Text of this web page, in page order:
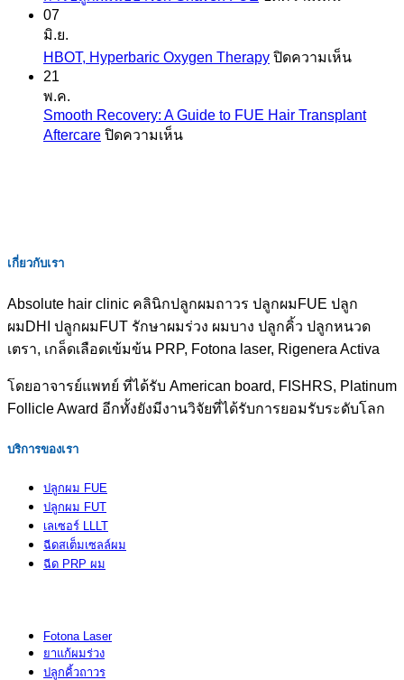
ผม
Shaven
07
มิ.ย.
HBOT, Hyperbaric Oxygen Therapy ปิดความเห็นบน
Oxygen
Therapy
21
พ.ค.
Smooth Recovery: A Guide to FUE Hair Transplant
Aftercare ปิดความเห็นบน
เกี่ยวกับเรา
Absolute hair clinic คลินิกปลูกผมถาวร ปลูกผมFUE ปลูก
ผมDHI ปลูกผมFUT รักษาผมร่วง ผมบาง ปลูกคิ้ว ปลูกหนวด
เตรา, เกล็ดเลือดเข้มข้น PRP, Fotona laser, Rigenera Activa
โดยอาจารย์แพทย์ ที่ได้รับ American board, FISHRS, Platinum
Follicle Award อีกทั้งยังมีงานวิจัยที่ได้รับการยอมรับระดับโลก
บริการของเรา
ปลูกผม FUE
ปลูกผม FUT
เลเซอร์ LLLT
ฉีดสเต็มเซลล์ผม
ฉีด PRP ผม
Fotona Laser
ยาแก้ผมร่วง
ปลูกคิ้วถาวร